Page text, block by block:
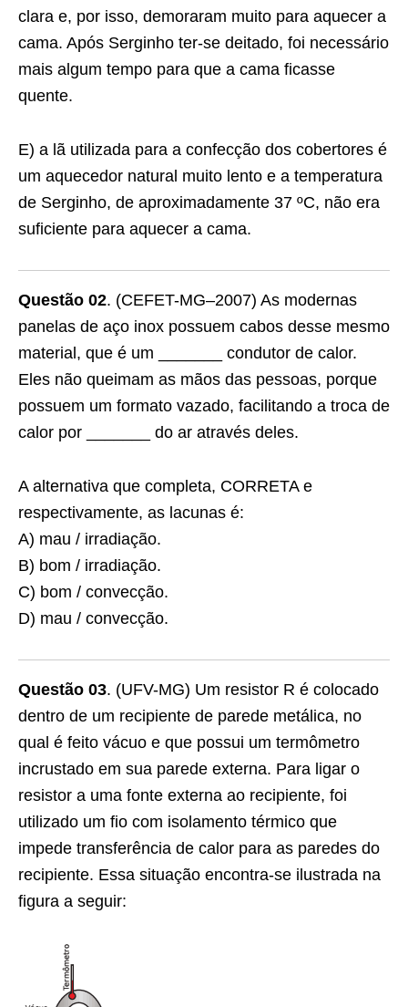
clara e, por isso, demoraram muito para aquecer a
cama. Após Serginho ter-se deitado, foi necessário
mais algum tempo para que a cama ficasse
quente.
E) a lã utilizada para a confecção dos cobertores é
um aquecedor natural muito lento e a temperatura
de Serginho, de aproximadamente 37 ºC, não era
suficiente para aquecer a cama.
Questão 02. (CEFET-MG–2007) As modernas
panelas de aço inox possuem cabos desse mesmo
material, que é um _______ condutor de calor.
Eles não queimam as mãos das pessoas, porque
possuem um formato vazado, facilitando a troca de
calor por _______ do ar através deles.
A alternativa que completa, CORRETA e
respectivamente, as lacunas é:
A) mau / irradiação.
B) bom / irradiação.
C) bom / convecção.
D) mau / convecção.
Questão 03. (UFV-MG) Um resistor R é colocado
dentro de um recipiente de parede metálica, no
qual é feito vácuo e que possui um termômetro
incrustado em sua parede externa. Para ligar o
resistor a uma fonte externa ao recipiente, foi
utilizado um fio com isolamento térmico que
impede transferência de calor para as paredes do
recipiente. Essa situação encontra-se ilustrada na
figura a seguir: